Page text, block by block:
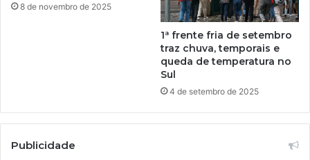
8 de novembro de 2025
1ª frente fria de setembro
traz chuva, temporais e
queda de temperatura no
Sul
4 de setembro de 2025
Publicidade